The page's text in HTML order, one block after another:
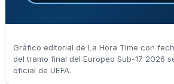
Gráfico editorial de La Hora Time con
del tramo final del Europeo Sub-17 2026
oficial de UEFA.